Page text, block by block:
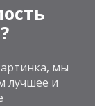
мы
лучшее и